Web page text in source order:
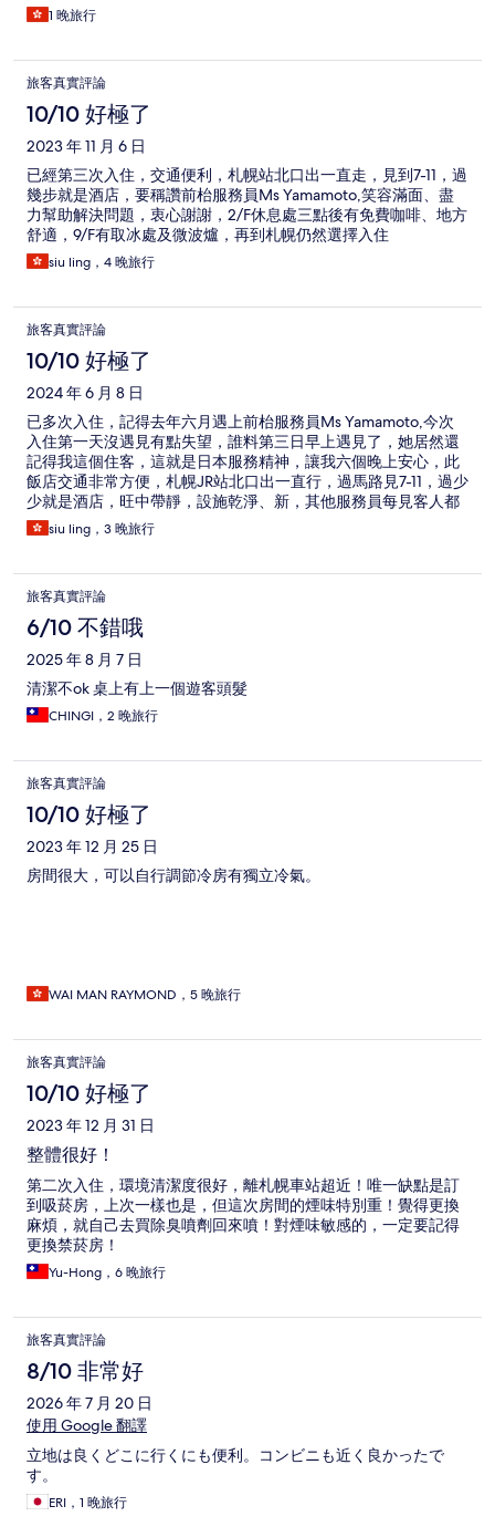
1 晚旅行
旅客真實評論
10/10 好極了
2023 年 11 月 6 日
已經第三次入住，交通便利，札幌站北口出一直走，見到7-11，過
幾步就是酒店，要稱讚前枱服務員Ms Yamamoto,笑容滿面、盡
力幫助解決問題，衷心謝謝，2/F休息處三點後有免費咖啡、地方
舒適，9/F有取冰處及微波爐，再到札幌仍然選擇入住
siu ling，4 晚旅行
旅客真實評論
10/10 好極了
2024 年 6 月 8 日
已多次入住，記得去年六月遇上前枱服務員Ms Yamamoto,今次
入住第一天沒遇見有點失望，誰料第三日早上遇見了，她居然還
記得我這個住客，這就是日本服務精神，讓我六個晚上安心，此
飯店交通非常方便，札幌JR站北口出一直行，過馬路見7-11，過少
少就是酒店，旺中帶靜，設施乾淨、新，其他服務員每見客人都
會打招呼
siu ling，3 晚旅行
旅客真實評論
6/10 不錯哦
2025 年 8 月 7 日
清潔不ok 桌上有上一個遊客頭髮
CHINGI，2 晚旅行
旅客真實評論
10/10 好極了
2023 年 12 月 25 日
房間很大，可以自行調節冷房有獨立冷氣。
WAI MAN RAYMOND，5 晚旅行
旅客真實評論
10/10 好極了
2023 年 12 月 31 日
整體很好！
第二次入住，環境清潔度很好，離札幌車站超近！唯一缺點是訂
到吸菸房，上次一樣也是，但這次房間的煙味特別重！覺得更換
麻煩，就自己去買除臭噴劑回來噴！對煙味敏感的，一定要記得
更換禁菸房！
Yu-Hong，6 晚旅行
旅客真實評論
8/10 非常好
2026 年 7 月 20 日
使用 Google 翻譯
立地は良くどこに行くにも便利。コンビニも近く良かったで
す。
ERI，1 晚旅行